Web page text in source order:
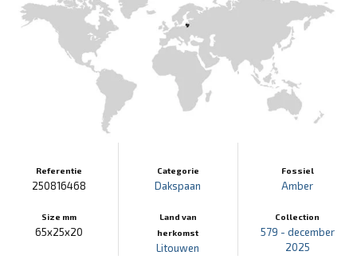
Referentie
250816468
Size mm
65x25x20
Categorie
Dakspaan
Land van
herkomst
Litouwen
Fossiel
Amber
Collection
579 - december
2025